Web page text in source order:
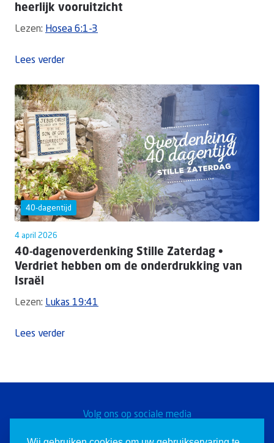
heerlijk vooruitzicht
Lezen: Hosea 6:1-3
Lees verder
40-dagentijd
4 april 2026
40-dagenoverdenking Stille Zaterdag •
Verdriet hebben om de onderdrukking van
Israël
Lezen: Lukas 19:41
Lees verder
Volg ons op sociale media